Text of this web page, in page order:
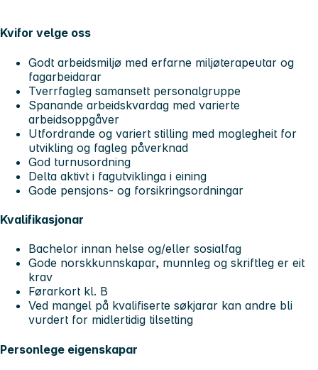
Kvifor velge oss
Godt arbeidsmiljø med erfarne miljøterapeutar og
fagarbeidarar
Tverrfagleg samansett personalgruppe
Spanande arbeidskvardag med varierte
arbeidsoppgåver
Utfordrande og variert stilling med moglegheit for
utvikling og fagleg påverknad
God turnusordning
Delta aktivt i fagutviklinga i eining
Gode pensjons- og forsikringsordningar
Kvalifikasjonar
Bachelor innan helse og/eller sosialfag
Gode norskkunnskapar, munnleg og skriftleg er eit
krav
Førarkort kl. B
Ved mangel på kvalifiserte søkjarar kan andre bli
vurdert for midlertidig tilsetting
Personlege eigenskapar